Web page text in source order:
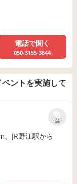
電話で聞く
050-3155-3844
ントを実施して
リストに
保存
、JR野江駅から